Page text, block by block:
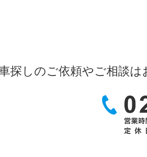
探しのご依頼やご相談は